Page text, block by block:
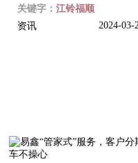
关键字： 江铃福顺
资讯
2024-